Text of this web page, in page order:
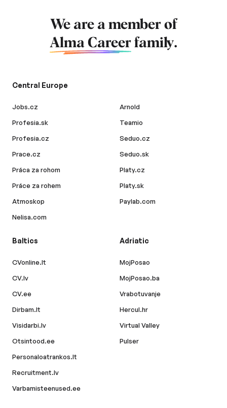
We are a member of
Alma Career family.
Central Europe
Jobs.cz
Profesia.sk
Profesia.cz
Prace.cz
Práca za rohom
Práce za rohem
Atmoskop
Nelisa.com
Arnold
Teamio
Seduo.cz
Seduo.sk
Platy.cz
Platy.sk
Paylab.com
Baltics
CVonline.lt
CV.lv
CV.ee
Dirbam.lt
Visidarbi.lv
Otsintood.ee
Personaloatrankos.lt
Recruitment.lv
Varbamisteenused.ee
Adriatic
MojPosao
MojPosao.ba
Vrabotuvanje
Hercul.hr
Virtual Valley
Pulser